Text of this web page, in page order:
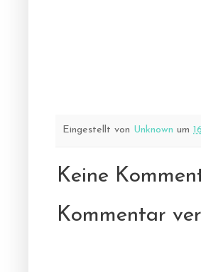
Eingestellt von Unknown um
Keine
Kommentar